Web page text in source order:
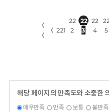
〈
〈
〈 221
22
2
22
3
22
4
5
해당 페이지의 만족도와 소중한
매우만족 만족 보통 불만족